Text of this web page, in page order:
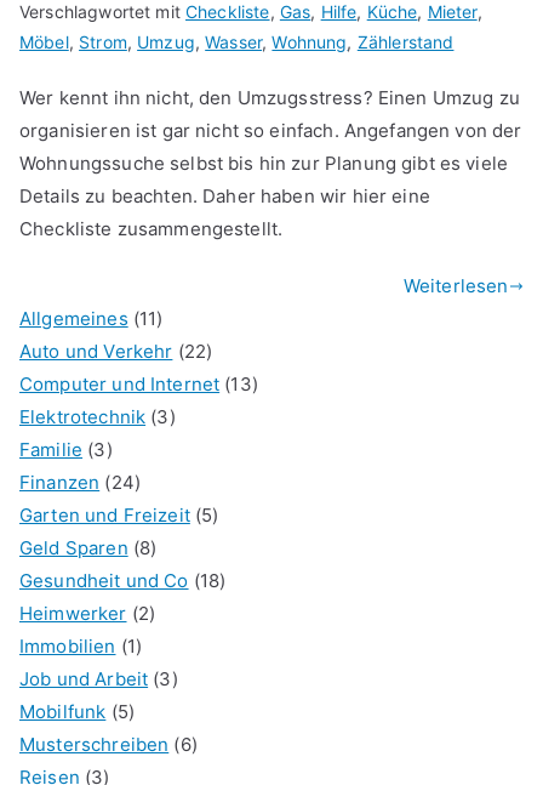
Verschlagwortet mitCheckliste, Gas, Hilfe, Küche, Mieter,
Möbel, Strom, Umzug,Wasser,Wohnung, Zählerstand
Wer kennt ihn nicht, den Umzugsstress? Einen Umzug zu
organisieren ist gar nicht so einfach. Angefangen von der
Wohnungssuche selbst bis hin zur Planung gibt es viele
Details zu beachten. Daher haben wir hier eine
Checkliste zusammengestellt.
Weiterlesen
Allgemeines (11)
Auto und Verkehr (22)
Computer und Internet (13)
Elektrotechnik (3)
Familie (3)
Finanzen (24)
Garten und Freizeit(5)
Geld Sparen (8)
Gesundheit und Co (18)
Heimwerker (2)
Immobilien (1)
Job und Arbeit (3)
Mobilfunk (5)
Musterschreiben (6)
Reisen (3)